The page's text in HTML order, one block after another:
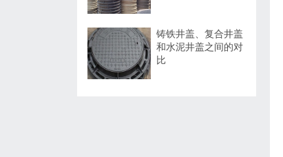
铸铁井盖、复合井盖
和水泥井盖之间的对
比